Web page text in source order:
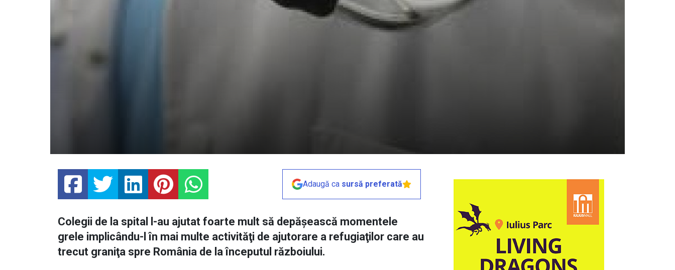
Adaugă ca sursă preferată
Colegii de la spital l-au ajutat foarte mult să depăşească momentele
grele implicându-l în mai multe activităţi de ajutorare a refugiaţilor care au
trecut graniţa spre România de la începutul războiului.